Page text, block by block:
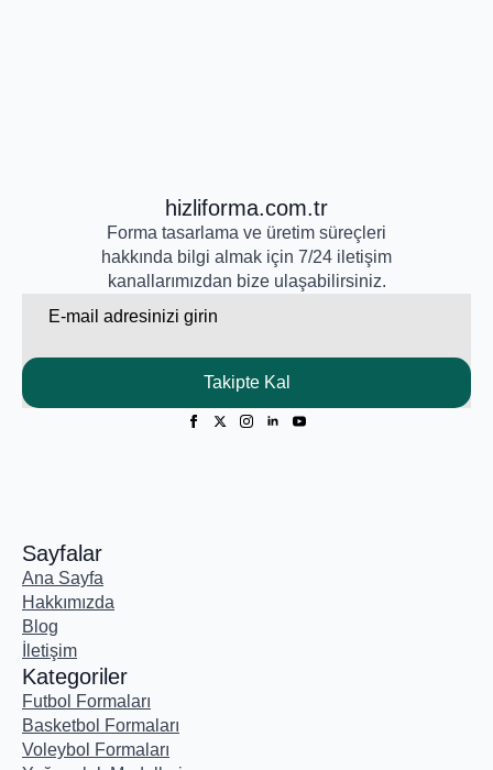
hizliforma.com.tr
Forma tasarlama ve üretim süreçleri
hakkında bilgi almak için 7/24 iletişim
kanallarımızdan bize ulaşabilirsiniz.
Takipte Kal
Sayfalar
Ana Sayfa
Hakkımızda
Blog
İletişim
Kategoriler
Futbol Formaları
Basketbol Formaları
Voleybol Formaları